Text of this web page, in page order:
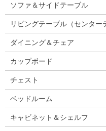
ソファ＆サイドテーブル
リビングテーブル（センター
ダイニング＆チェア
カップボード
チェスト
ベッドルーム
キャビネット＆シェルフ